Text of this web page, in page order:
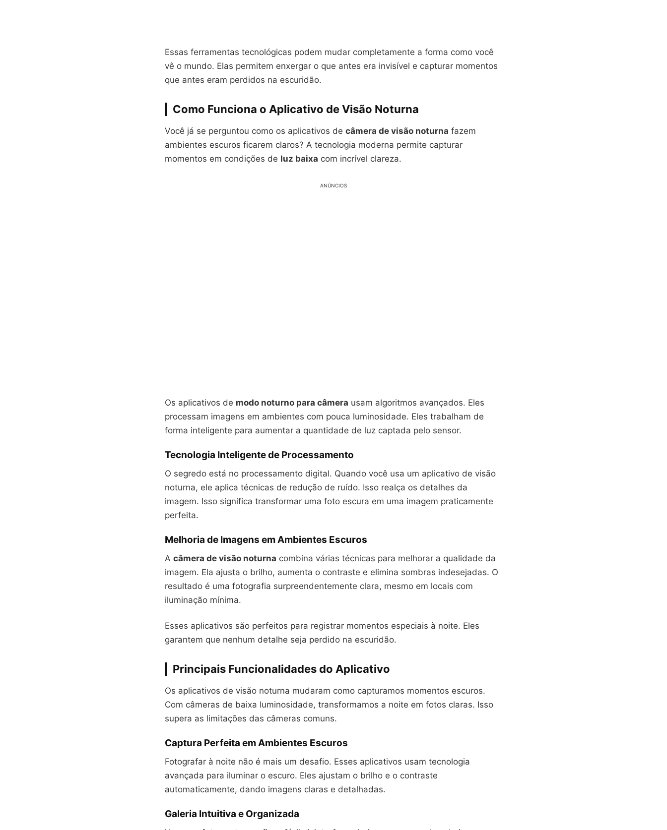
Essas ferramentas tecnológicas podem mudar completamente a forma como você
vê o mundo. Elas permitem enxergar o que antes era invisível e capturar momentos
que antes eram perdidos na escuridão.
Como Funciona o Aplicativo de Visão Noturna
Você já se perguntou como os aplicativos de câmera de visão noturna fazem
ambientes escuros ficarem claros? A tecnologia moderna permite capturar
momentos em condições de luz baixa com incrível clareza.
ANÚNCIOS
Os aplicativos de modo noturno para câmera usam algoritmos avançados. Eles
processam imagens em ambientes com pouca luminosidade. Eles trabalham de
forma inteligente para aumentar a quantidade de luz captada pelo sensor.
Tecnologia Inteligente de Processamento
O segredo está no processamento digital. Quando você usa um aplicativo de visão
noturna, ele aplica técnicas de redução de ruído. Isso realça os detalhes da
imagem. Isso significa transformar uma foto escura em uma imagem praticamente
perfeita.
Melhoria de Imagens em Ambientes Escuros
A câmera de visão noturna combina várias técnicas para melhorar a qualidade da
imagem. Ela ajusta o brilho, aumenta o contraste e elimina sombras indesejadas. O
resultado é uma fotografia surpreendentemente clara, mesmo em locais com
iluminação mínima.
Esses aplicativos são perfeitos para registrar momentos especiais à noite. Eles
garantem que nenhum detalhe seja perdido na escuridão.
Principais Funcionalidades do Aplicativo
Os aplicativos de visão noturna mudaram como capturamos momentos escuros.
Com câmeras de baixa luminosidade, transformamos a noite em fotos claras. Isso
supera as limitações das câmeras comuns.
Captura Perfeita em Ambientes Escuros
Fotografar à noite não é mais um desafio. Esses aplicativos usam tecnologia
avançada para iluminar o escuro. Eles ajustam o brilho e o contraste
automaticamente, dando imagens claras e detalhadas.
Galeria Intuitiva e Organizada